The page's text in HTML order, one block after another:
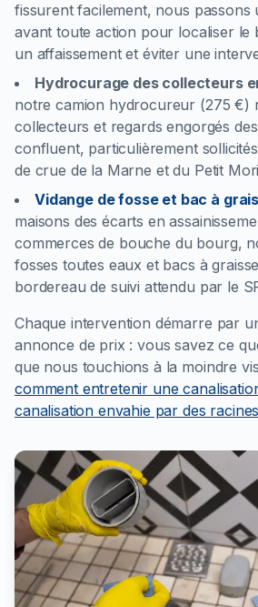
fissurent facilement, nous passons
avant toute action pour localiser
un affaissement et éviter une
Hydrocurage des collecteurs
notre camion hydrocureur (275 €)
collecteurs et regards engorgés
confluent, particulièrement
de crue de la Marne et du Petit
Vidange de fosse et bac à
maisons des écarts en
commerces de bouche du bourg,
fosses toutes eaux et bacs à
bordereau de suivi attendu par le
Chaque intervention démarre par
annonce de prix : vous savez ce
que nous touchions à la moindre
comment entretenir une
canalisation envahie par des racines